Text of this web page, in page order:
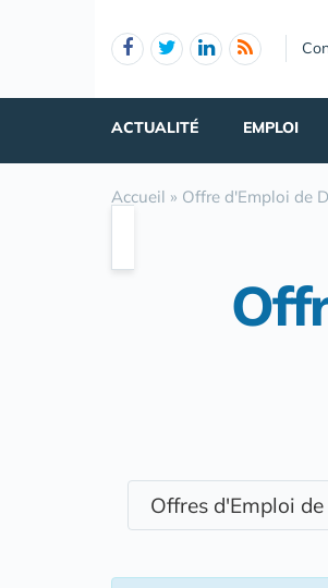
ACTUALITÉ EMPLOI
Accueil » Offre d'Emploi de
Offres d'Emploi de